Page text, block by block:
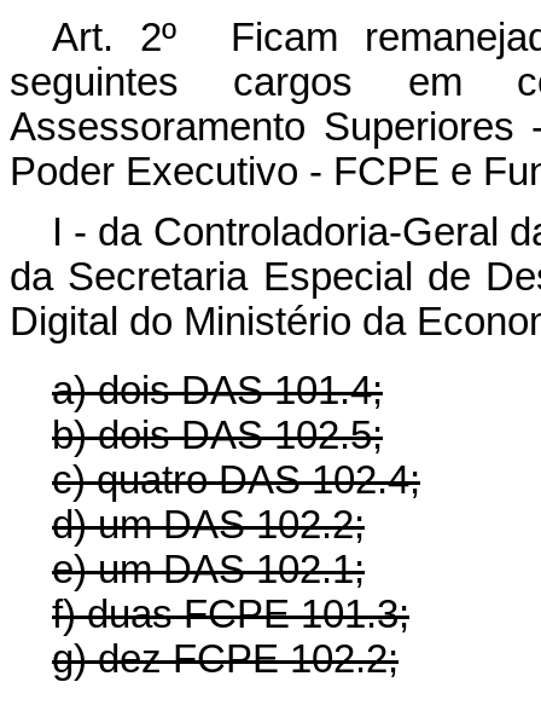
Art. 2º Ficam
seguintes cargos em
Assessoramento
Poder Executivo - FCPE e
I - da Controladoria-Geral
da Secretaria Especial de
Digital do Ministério da
a) dois DAS 101.4;
b) dois DAS 102.5;
c) quatro DAS 102.4;
d) um DAS 102.2;
e) um DAS 102.1;
f) duas FCPE 101.3;
g) dez FCPE 102.2;